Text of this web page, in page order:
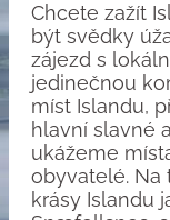
Chcete zažít
být svědky
zájezd s
jedinečnou
míst Islandu,
hlavní slavné
ukážeme
obyvatelé. Na
krásy Islandu